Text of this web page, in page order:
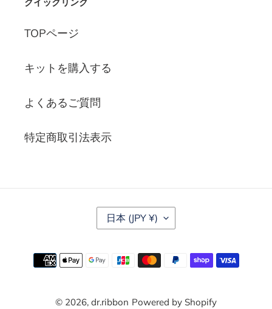
TOPページ
キットを購入する
よくあるご質問
特定商取引法表示
国
/
日本 (JPY ¥)
決
済
法
© 2026, dr.ribbon Powered by Shopify